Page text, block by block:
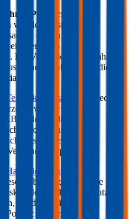
Ihren
Pontiac:
von der Versicherung
– auch
eigenen Auto sind im
Ein Vollkaskoschutz zahlt
daher empfiehlt sich die
Teilkasko Versicherung
deckt
welche ohne Ihr
Wildschäden). Eine
durchaus auch bei
ist immer, dass der
Versicherungsprämie.
Haftpflichtschutz
und somit eine
oder Vollkasko Schutz
um den optimalen
Pontiac zu sichern.